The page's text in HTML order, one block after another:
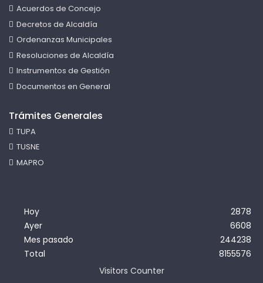
Acuerdos de Concejo
Decretos de Alcaldía
Ordenanzas Municipales
Resoluciones de Alcaldía
Instrumentos de Gestión
Documentos en General
Trámites Generales
TUPA
TUSNE
MAPRO
Hoy
Ayer
Mes pasado
Total
2878
6608
244238
8155576
Visitors Counter